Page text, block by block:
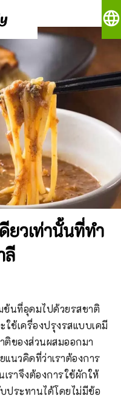
language
ยวเท่านั้นที่ทำ
ลี
ข้นที่อุดมไปด้วยรสชาติ
ใช้เครื่องปรุงรสแบบเคมี
ติของส่วนผสมออกมา
แนวคิดที่ว่าเราต้องการ
าจึงต้องการใช้ผักให้
ประทานได้โดยไม่มีข้อ